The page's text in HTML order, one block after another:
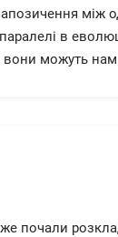
між
в
вони можуть нам
почали